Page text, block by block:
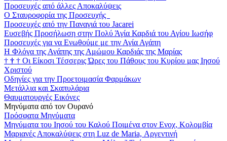
Προσευχές από άλλες Αποκαλύψεις
Ο Σταυροφορία της Προσευχής
Προσευχές από την Παναγιά του Jacarei
Ευσεβής Προσήλωση στην Πολύ Άγία Καρδιά του Αγίου Ιωσήφ
Προσευχές για να Ενωθούμε με την Αγία Αγάπη
Η Φλόγα της Αγάπης της Αμώμου Καρδιάς της Μαρίας
† † † Οι Είκοσι Τέσσερις Ώρες του Πάθους του Κυρίου μας Ιησού
Χριστού
Οδηγίες για την Προετοιμασία Φαρμάκων
Μετάλλια και Σκαπυλάρια
Θαυματουργές Εικόνες
Μηνύματα από τον Ουρανό
Πρόσφατα Μηνύματα
Μηνύματα του Ιησού του Καλού Ποιμένα στον Ενοχ, Κολομβία
Μαριανές Αποκαλύψεις στη Luz de Maria, Αργεντινή